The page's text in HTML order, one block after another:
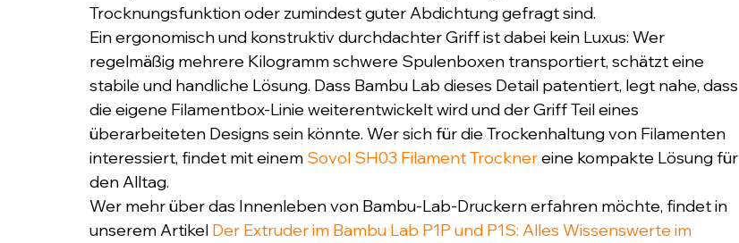
Trocknungsfunktion oder zumindest guter Abdichtung gefragt sind.
Ein ergonomisch und konstruktiv durchdachter Griff ist dabei kein Luxus: Wer
regelmäßig mehrere Kilogramm schwere Spulenboxen transportiert, schätzt eine
stabile und handliche Lösung. Dass Bambu Lab dieses Detail patentiert, legt nahe, dass
die eigene Filamentbox-Linie weiterentwickelt wird und der Griff Teil eines
überarbeiteten Designs sein könnte. Wer sich für die Trockenhaltung von Filamenten
interessiert, findet mit einem Sovol SH03 Filament Trockner eine kompakte Lösung für
den Alltag.
Wer mehr über das Innenleben von Bambu-Lab-Druckern erfahren möchte, findet in
unserem Artikel Der Extruder im Bambu Lab P1P und P1S: Alles Wissenswerte im